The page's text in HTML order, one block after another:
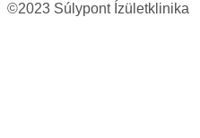
©2023 Súlypont Ízületklinika